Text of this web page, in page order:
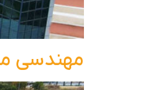
مهندسی